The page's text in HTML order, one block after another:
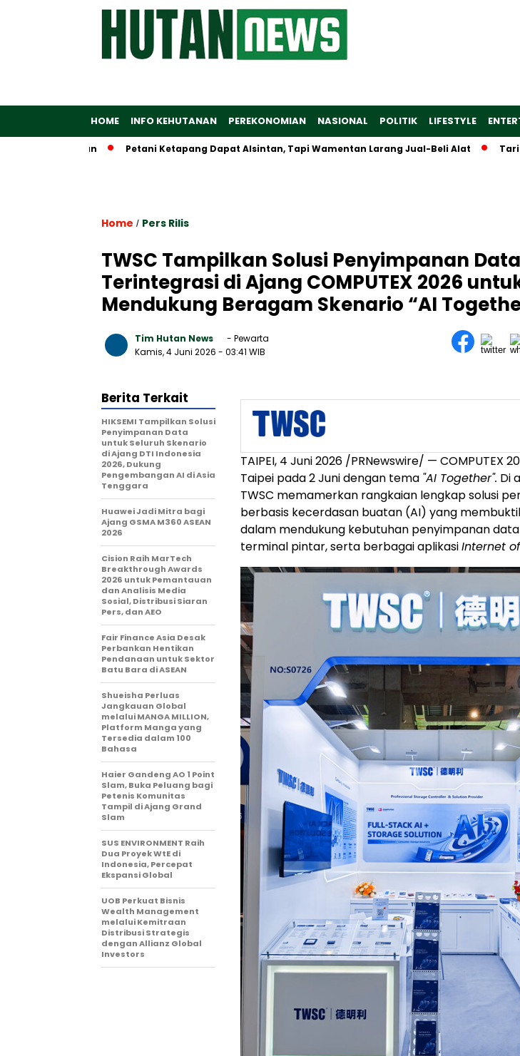
HOME INFO KEHUTANAN PEREKONOMIAN NASIONAL POLITIK LIFESTYLE
Petani Ketapang Dapat Alsintan, Tapi Wamentan Larang Jual-Beli Alat Tarif Baru
Home / Pers Rilis
TWSC Tampilkan Solusi Penyimpanan Data
Terintegrasi di Ajang COMPUTEX 2026
Mendukung Beragam Skenario “AI
Tim Hutan News
- Pewarta
Kamis, 4 Juni 2026 - 03:41 WIB
TAIPEI, 4 Juni 2026 /PRNewswire/ — COMPUTEX
Taipei pada 2 Juni dengan tema "AI Together". Di
TWSC memamerkan rangkaian lengkap solusi
berbasis kecerdasan buatan (AI) yang
dalam mendukung kebutuhan penyimpanan
terminal pintar, serta berbagai aplikasiInternet
Berita Terkait
HIKSEMI Tampilkan Solusi
Penyimpanan Data
untuk Seluruh Skenario
di Ajang DTI Indonesia
2026, Dukung
Pengembangan AI di Asia
Tenggara
Huawei Jadi Mitra bagi
Ajang GSMA M360 ASEAN
2026
Cision Raih MarTech
Breakthrough Awards
2026 untuk Pemantauan
dan Analisis Media
Sosial, Distribusi Siaran
Pers, dan AEO
Fair Finance Asia Desak
Perbankan Hentikan
Pendanaan untuk Sektor
Batu Bara di ASEAN
Shueisha Perluas
Jangkauan Global
melalui MANGA MILLION,
Platform Manga yang
Tersedia dalam 100
Bahasa
Haier Gandeng AO 1 Point
Slam, Buka Peluang bagi
Petenis Komunitas
Tampil di Ajang Grand
Slam
SUS ENVIRONMENT Raih
Dua Proyek WtE di
Indonesia, Percepat
Ekspansi Global
UOB Perkuat Bisnis
Wealth Management
melalui Kemitraan
Distribusi Strategis
dengan Allianz Global
Investors